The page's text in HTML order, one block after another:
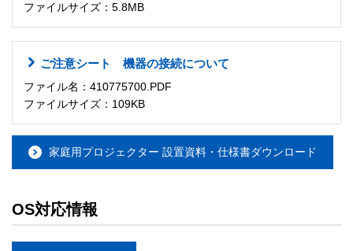
ファイルサイズ：5.8MB
ご注意シート 機器の接続について
ファイル名：410775700.PDF
ファイルサイズ：109KB
家庭用プロジェクター 設置資料・仕様書ダウンロード
OS対応情報